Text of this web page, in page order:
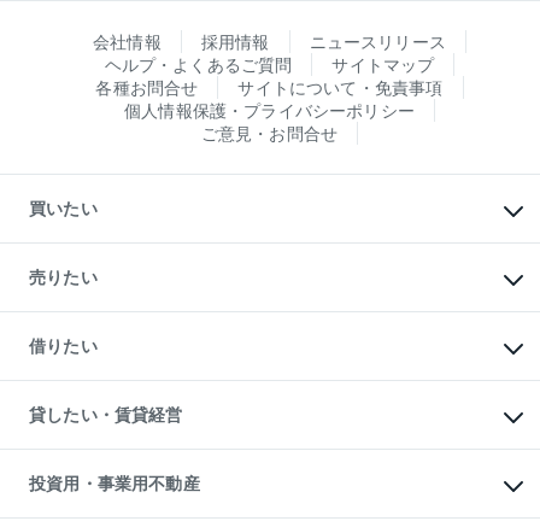
会社情報 採用情報
ニュースリリース
ヘルプ・よくあるご質問
サイトマップ
各種お問合せ
サイトについて・免責事項
個人情報保護・プライバシーポリシー
ご意見・お問合せ
買いたい
新築・分譲マンションの購入
中古マンションの購入
一戸建ての購入
中古一戸建ての購入
不動産購入の流れ
注目キーワード物件特集
購入ガイド
English 繁体中文簡体中文
売りたい
一戸建ての売却・査定
土地の売却・査定
スピードAI査定
不動産査定について
不動産売却の流れ
不動産買換えの流れ
売却ガイド
借りたい
オフィス・店舗の賃貸
借りるときの流れ
借りるガイド
貸したい・賃貸経営
マンション賃料データ
賃貸管理プラン
リロケーションについて
投資用・事業用不動産